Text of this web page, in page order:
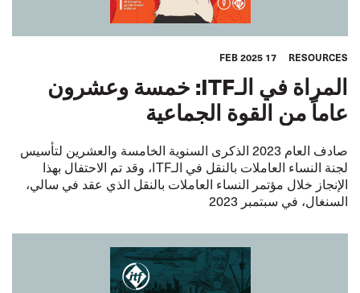
RESOURCES
17 FEB 2025
المراة في الـITF: خمسة وعشرون
عاماً من القوة الجماعية
صادف العام 2023 الذكرى السنوية الخامسة والعشرين لتأسيس
لجنة النساء العاملات بالنقل في الـITF، وقد تم الاحتفال بهذا
الإنجاز خلال مؤتمر النساء العاملات بالنقل الذي عقد في سالي،
السنغال، في سبتمبر 2023